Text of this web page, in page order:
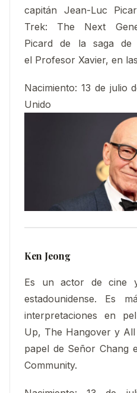
capitán Jean-Luc
Trek: The Next
Picard de la saga
el Profesor Xavier, en
Nacimiento: 13 de julio
Unido
Ken Jeong
Es un actor de cine
estadounidense. Es
interpretaciones en
Up, The Hangover y
papel de Señor Chang
Community.